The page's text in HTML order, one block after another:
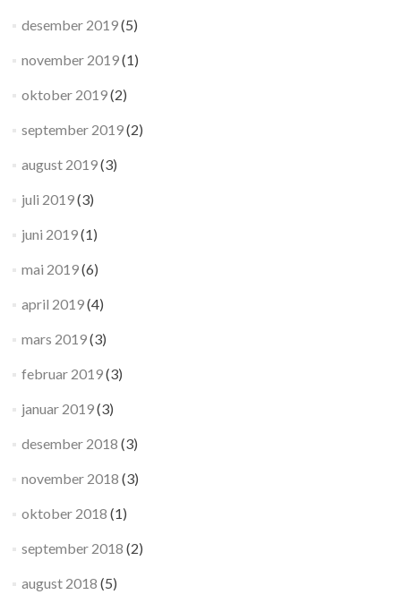
desember 2019(5)
november 2019(1)
oktober 2019(2)
september 2019(2)
august 2019(3)
juli 2019(3)
juni 2019(1)
mai 2019(6)
april 2019(4)
mars 2019(3)
februar 2019(3)
januar 2019(3)
desember 2018 (3)
november 2018 (3)
oktober 2018 (1)
september 2018 (2)
august 2018 (5)